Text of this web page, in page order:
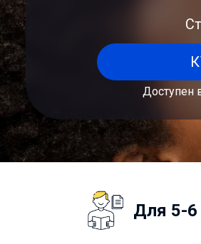
Доступен
Для 5-6